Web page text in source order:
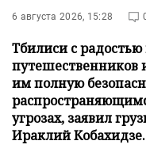
6 августа 2026, 15:28
Тбилиси с
путешественников
им полную
угрозах, заявил
Ираклий Кобахидзе.